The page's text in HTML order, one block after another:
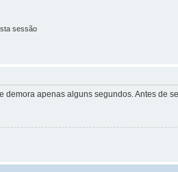
sessão
apenas alguns segundos. Antes